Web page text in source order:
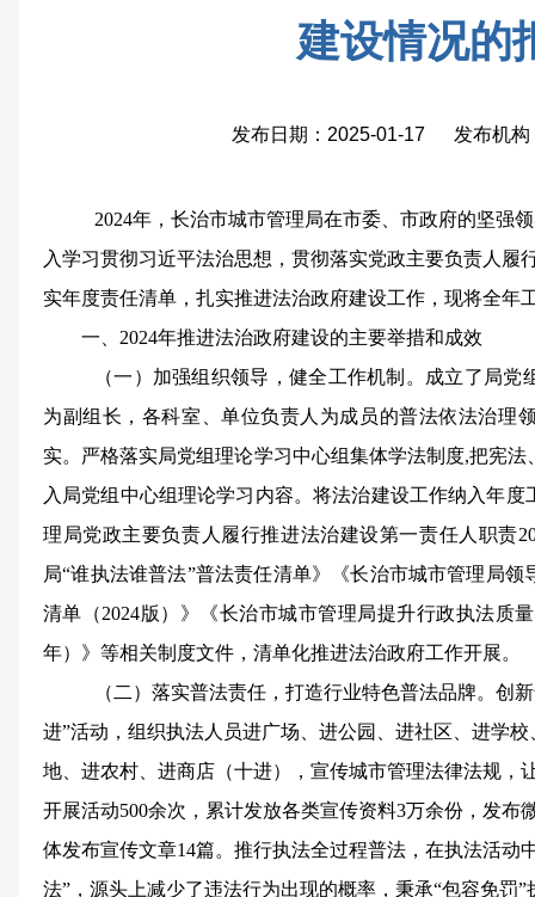
建设情况的
发布日期：2025-01-17 发布机构
2024年，长治市城市管理局在市委、市政府的坚强
入学习贯彻习近平法治思想， 贯彻落实党政主要负责人履
实年度责任清单，扎实推进法治政府建设工作，现将全年
一、 2024年推进法治政府建设的主要举措和成效
（一）加强组织领导，健全工作机制。
成立了局党
为副组长，各科室、单位负责人为成员的普法依法治理
实。严格落实局党组理论学习中心组集体学法制度,把宪法
入局党组中心组理论学习内容。将法治建设工作纳入年
理局党政主要负责人履行推进法治建设第一责任人职责
局“谁执法谁普法”普法责任清单》《长治市城市管理局
清单（2024版）》《长治市城市管理局提升行政执法质
年）》等相关制度文件，清单化推进法治政府工作开展。
（二）落实普法责任，打造行业特色普法品牌。 创
进”活动，组织执法人员进广场、进公园、进社区、进学
地、进农村、进商店（十进），宣传城市管理法律法规，
开展活动500余次，累计发放各类宣传资料3万余份，发布
体发布宣传文章14篇。推行执法全过程普法，在执法活动
法”，源头上减少了违法行为出现的概率，秉承“包容免罚